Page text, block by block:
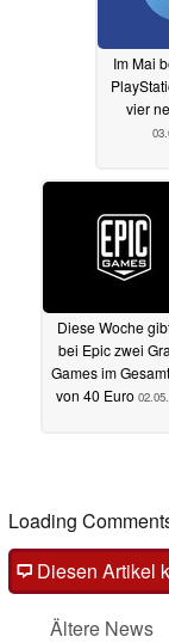
Im Mai
vier
Diese Woche
bei Epic zwei
Games im
von 40 Euro
Loading
Diesen Artikel
Ältere News